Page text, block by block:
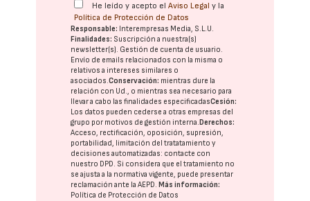
He leído y acepto elAviso Legal y la
Política de Protección de Datos
Responsable: Interempresas Media, S.L.U.
Finalidades: Suscripción a nuestra(s)
newsletter(s). Gestión de cuenta de usuario.
Envío de emails relacionados con la misma o
relativos a intereses similares o
asociados.Conservación: mientras dure la
relación con Ud., o mientras sea necesario para
llevar a cabo las finalidades especificadasCesión:
Los datos pueden cederse a otras empresas del
grupo por motivos de gestión interna. Derechos:
Acceso, rectificación, oposición, supresión,
portabilidad, limitación del tratatamiento y
decisiones automatizadas: contacte con
nuestro DPD. Si considera que el tratamiento no
se ajusta a la normativa vigente, puede presentar
reclamación ante laAEPD. Más información:
Política de Protección de Datos